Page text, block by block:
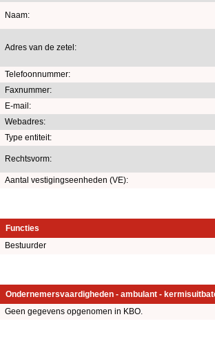
Naam:
Adres van de zetel:
Telefoonnummer:
Faxnummer:
E-mail:
Webadres:
Type entiteit:
Rechtsvorm:
Aantal vestigingseenheden (VE):
Functies
Bestuurder
Ondernemersvaardigheden - ambulant -
Geen gegevens opgenomen in KBO.